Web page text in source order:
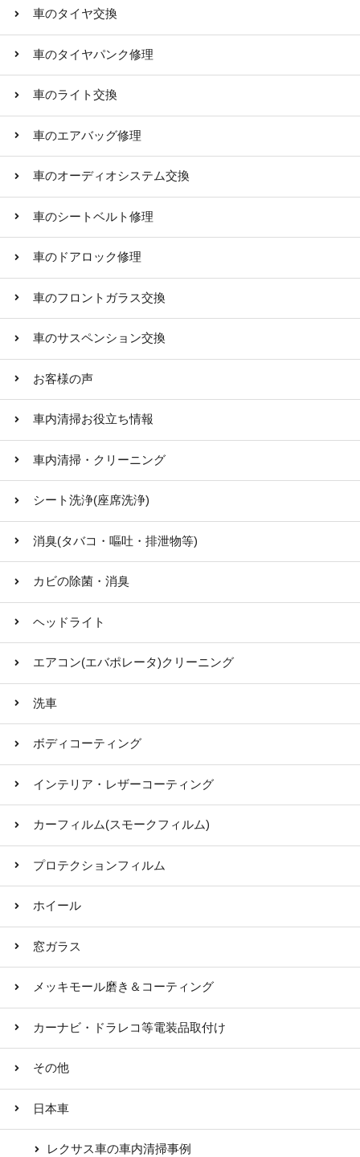
車のタイヤ交換
車のタイヤパンク修理
車のライト交換
車のエアバッグ修理
車のオーディオシステム交換
車のシートベルト修理
車のドアロック修理
車のフロントガラス交換
車のサスペンション交換
お客様の声
車内清掃お役立ち情報
車内清掃・クリーニング
シート洗浄(座席洗浄)
消臭(タバコ・嘔吐・排泄物等)
カビの除菌・消臭
ヘッドライト
エアコン(エバポレータ)クリーニング
洗車
ボディコーティング
インテリア・レザーコーティング
カーフィルム(スモークフィルム)
プロテクションフィルム
ホイール
窓ガラス
メッキモール磨き＆コーティング
カーナビ・ドラレコ等電装品取付け
その他
日本車
レクサス車の車内清掃事例